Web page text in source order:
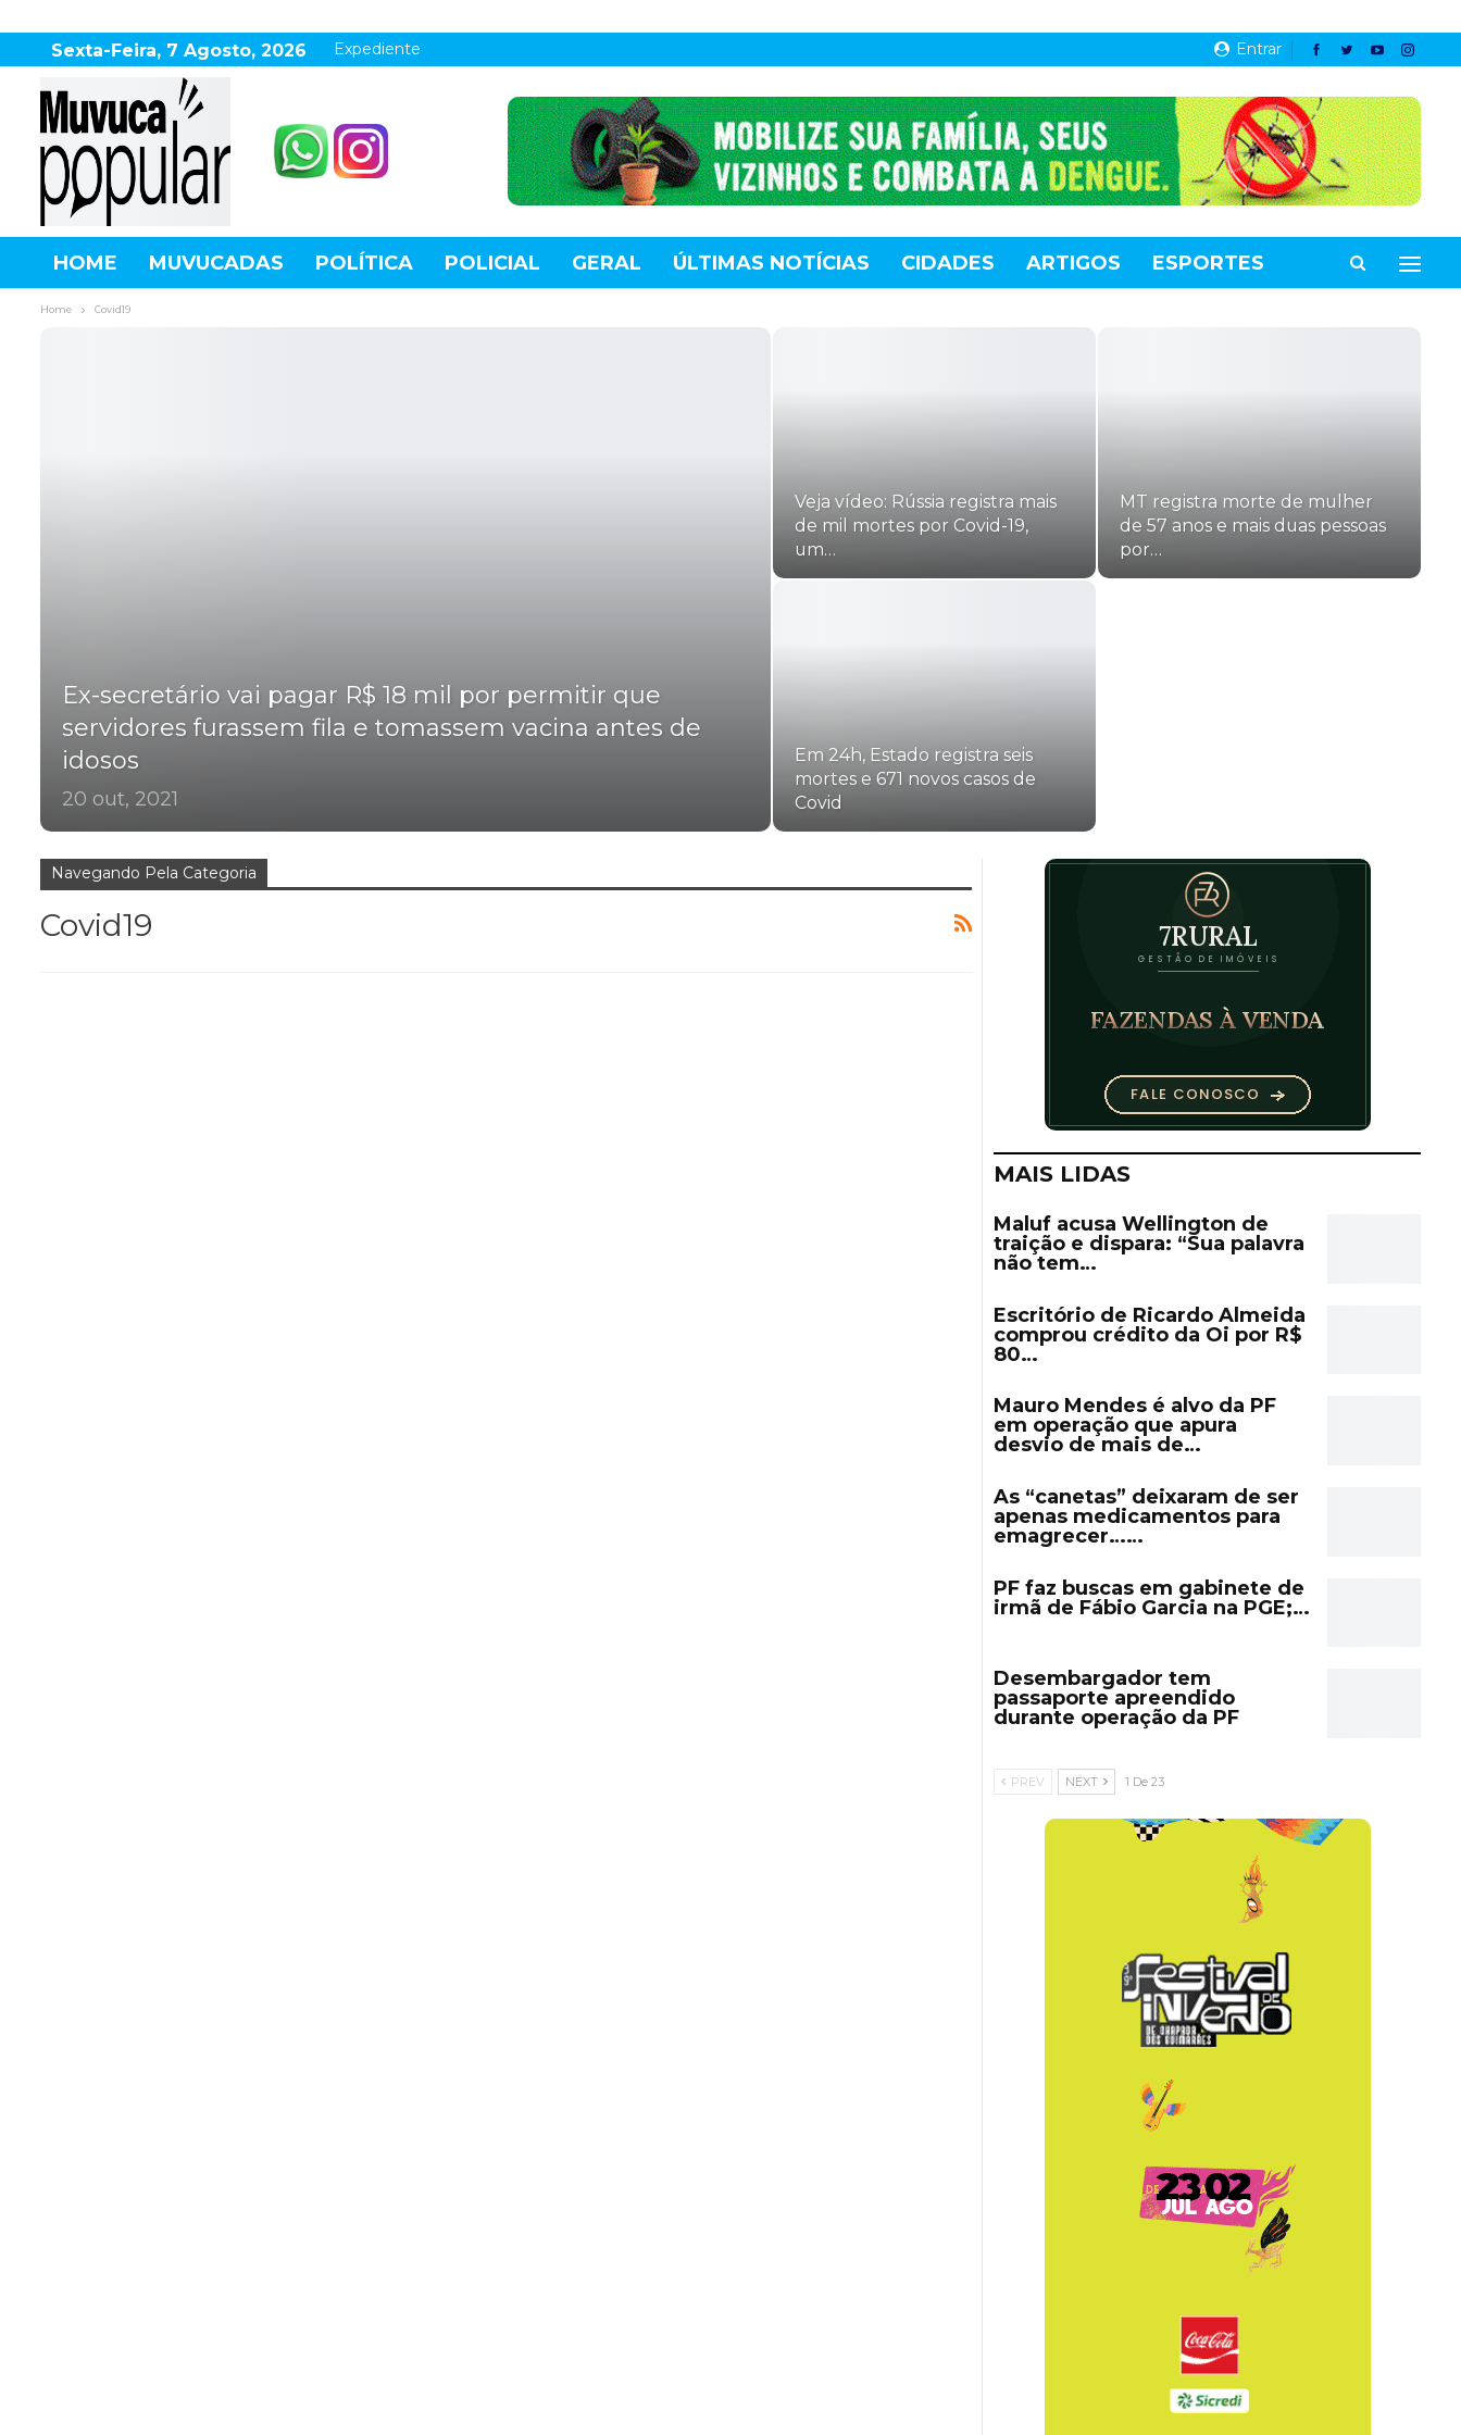
Entrar
Sexta-Feira, 7 Agosto, 2026 Expediente
HOME MUVUCADAS POLÍTICA POLICIAL GERAL ÚLTIMAS NOTÍCIAS CIDADES ARTIGOS ESPORTES
AGRONEGÓCIO
Home Covid19
Ex-secretário vai pagar R$ 18 mil por permitir que
servidores furassem fila e tomassem vacina antes de
idosos
20 out, 2021
Veja vídeo: Rússia registra mais
de mil mortes por Covid-19,
um…
MT registra morte de mulher
de 57 anos e mais duas pessoas
por…
Em 24h, Estado registra seis
mortes e 671 novos casos de
Covid
Navegando Pela Categoria
Covid19
MAIS LIDAS
Maluf acusa Wellington de
traição e dispara: “Sua palavra
não tem…
Escritório de Ricardo Almeida
comprou crédito da Oi por R$
80…
Mauro Mendes é alvo da PF
em operação que apura
desvio de mais de…
As “canetas” deixaram de ser
apenas medicamentos para
emagrecer……
PF faz buscas em gabinete de
irmã de Fábio Garcia na PGE;…
Desembargador tem
passaporte apreendido
durante operação da PF
PREV NEXT 1 De 23